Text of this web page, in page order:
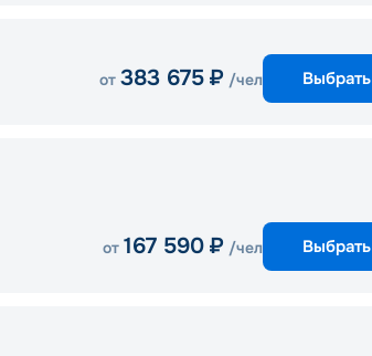
от 383 675 ₽ /чел Выбрать
от 167 590 ₽ /чел Выбрать